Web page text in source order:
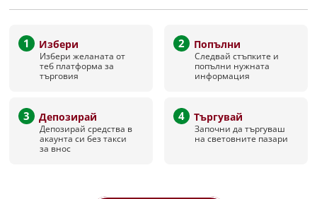
1 Избери
Избери желаната от
теб платформа за
търговия
2 Попълни
Следвай стъпките и
попълни нужната
информация
3 Депозирай
Депозирай средства в
акаунта си без такси
за внос
4 Търгувай
Започни да търгуваш
на световните пазари